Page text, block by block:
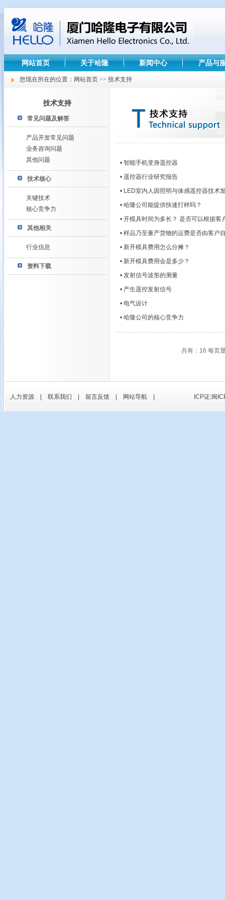
网站首页 关于哈隆 新闻中心 产品与
您现在所在的位置：网站首页 >> 技术支持
技术支持
常见问题及解答
产品开发常见问题
业务咨询问题
其他问题
技术核心
关键技术
核心竞争力
其他相关
行业信息
资料下载
• 智能手机变身遥控器
• 遥控器行业研究报告
• LED室内人因照明与体感遥控器技术
• 哈隆公司能提供快速打样吗？
• 开模具时间为多长？ 是否可以根据客
• 样品乃至量产货物的运费是否由客户
• 新开模具费用怎么分摊？
• 新开模具费用会是多少？
• 发射信号波形的测量
• 产生遥控发射信号
• 电气设计
• 哈隆公司的核心竞争力
共有：16 每页
人力资源 联系我们 留言反馈 网站导航 ICP证:闽